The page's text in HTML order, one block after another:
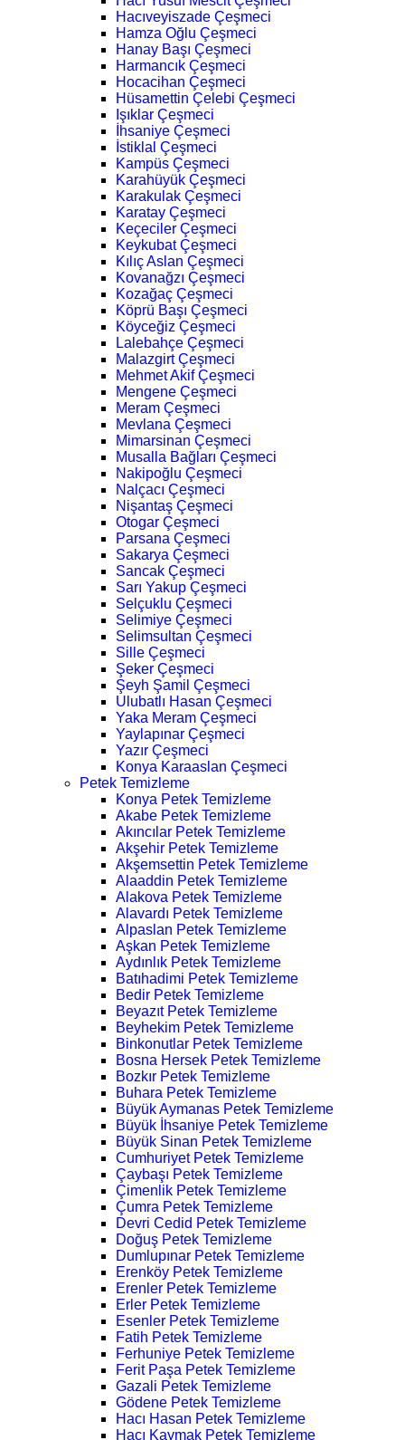
Hacıveyiszade Çeşmeci
Hamza Oğlu Çeşmeci
Hanay Başı Çeşmeci
Harmancık Çeşmeci
Hocacihan Çeşmeci
Hüsamettin Çelebi Çeşmeci
Işıklar Çeşmeci
İhsaniye Çeşmeci
İstiklal Çeşmeci
Kampüs Çeşmeci
Karahüyük Çeşmeci
Karakulak Çeşmeci
Karatay Çeşmeci
Keçeciler Çeşmeci
Keykubat Çeşmeci
Kılıç Aslan Çeşmeci
Kovanağzı Çeşmeci
Kozağaç Çeşmeci
Köprü Başı Çeşmeci
Köyceğiz Çeşmeci
Lalebahçe Çeşmeci
Malazgirt Çeşmeci
Mehmet Akif Çeşmeci
Mengene Çeşmeci
Meram Çeşmeci
Mevlana Çeşmeci
Mimarsinan Çeşmeci
Musalla Bağları Çeşmeci
Nakipoğlu Çeşmeci
Nalçacı Çeşmeci
Nişantaş Çeşmeci
Otogar Çeşmeci
Parsana Çeşmeci
Sakarya Çeşmeci
Sancak Çeşmeci
Sarı Yakup Çeşmeci
Selçuklu Çeşmeci
Selimiye Çeşmeci
Selimsultan Çeşmeci
Sille Çeşmeci
Şeker Çeşmeci
Şeyh Şamil Çeşmeci
Ulubatlı Hasan Çeşmeci
Yaka Meram Çeşmeci
Yaylapınar Çeşmeci
Yazır Çeşmeci
Konya Karaaslan Çeşmeci
Petek Temizleme
Konya Petek Temizleme
Akabe Petek Temizleme
Akıncılar Petek Temizleme
Akşehir Petek Temizleme
Akşemsettin Petek Temizleme
Alaaddin Petek Temizleme
Alakova Petek Temizleme
Alavardı Petek Temizleme
Alpaslan Petek Temizleme
Aşkan Petek Temizleme
Aydınlık Petek Temizleme
Batıhadimi Petek Temizleme
Bedir Petek Temizleme
Beyazıt Petek Temizleme
Beyhekim Petek Temizleme
Binkonutlar Petek Temizleme
Bosna Hersek Petek Temizleme
Bozkır Petek Temizleme
Buhara Petek Temizleme
Büyük Aymanas Petek Temizleme
Büyük İhsaniye Petek Temizleme
Büyük Sinan Petek Temizleme
Cumhuriyet Petek Temizleme
Çaybaşı Petek Temizleme
Çimenlik Petek Temizleme
Çumra Petek Temizleme
Devri Cedid Petek Temizleme
Doğuş Petek Temizleme
Dumlupınar Petek Temizleme
Erenköy Petek Temizleme
Erenler Petek Temizleme
Erler Petek Temizleme
Esenler Petek Temizleme
Fatih Petek Temizleme
Ferhuniye Petek Temizleme
Ferit Paşa Petek Temizleme
Gazali Petek Temizleme
Gödene Petek Temizleme
Hacı Hasan Petek Temizleme
Hacı Kaymak Petek Temizleme